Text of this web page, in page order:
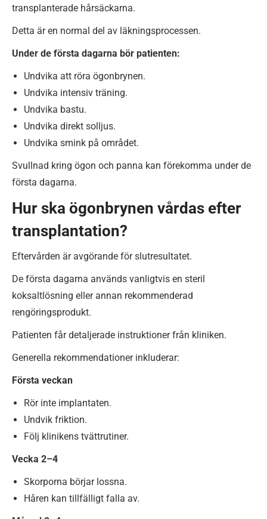
transplanterade hårsäckarna.
Detta är en normal del av läkningsprocessen.
Under de första dagarna bör patienten:
Undvika att röra ögonbrynen.
Undvika intensiv träning.
Undvika bastu.
Undvika direkt solljus.
Undvika smink på området.
Svullnad kring ögon och panna kan förekomma under de
första dagarna.
Hur ska ögonbrynen vårdas efter
transplantation?
Eftervården är avgörande för slutresultatet.
De första dagarna används vanligtvis en steril
koksaltlösning eller annan rekommenderad
rengöringsprodukt.
Patienten får detaljerade instruktioner från kliniken.
Generella rekommendationer inkluderar:
Första veckan
Rör inte implantaten.
Undvik friktion.
Följ klinikens tvättrutiner.
Vecka 2–4
Skorporna börjar lossna.
Håren kan tillfälligt falla av.